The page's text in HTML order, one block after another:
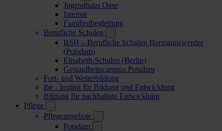
Jugendhaus Oase
Internat
Familienbegleitung
Berufliche Schulen
BSH – Berufliche Schulen Hermannswerder
(Potsdam)
Elisabeth-Schulen (Berlin)
Gesundheitscampus Potsdam
Fort- und Weiterbildung
ibe - Institut für Bildung und Entwicklung
Bildung für nachhaltige Entwicklung
Pflege
Pflegeangebote
Potsdam